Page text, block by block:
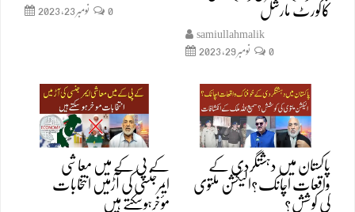
کاکورٹ مارشل
samiullahmalik
نومبر 29, 2023
0
نومبر 23, 2023
0
پاکستان میں دہشتگردی کے
واقعات اچانک؟الیکشن ملتوی
کی کوشش؟
کے پی کے میں معاشی
ایمرجنسی کی آڑمیں انتخابات
مؤخرہوسکتے ہیں